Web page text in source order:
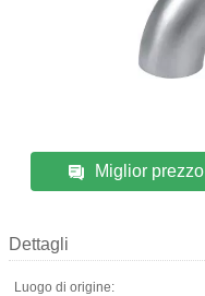
Miglior prezzo
Dettagli
Luogo di origine: